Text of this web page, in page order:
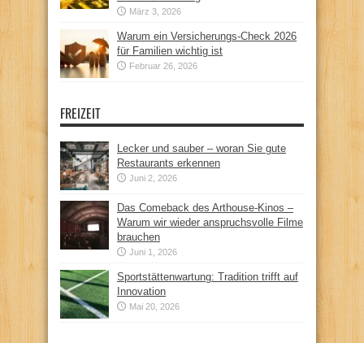
März 3, 2026
Warum ein Versicherungs-Check 2026
für Familien wichtig ist
Februar 26, 2026
FREIZEIT
Lecker und sauber – woran Sie gute
Restaurants erkennen
Juni 2, 2026
Das Comeback des Arthouse-Kinos –
Warum wir wieder anspruchsvolle Filme
brauchen
Juni 1, 2026
Sportstättenwartung: Tradition trifft auf
Innovation
Mai 20, 2026